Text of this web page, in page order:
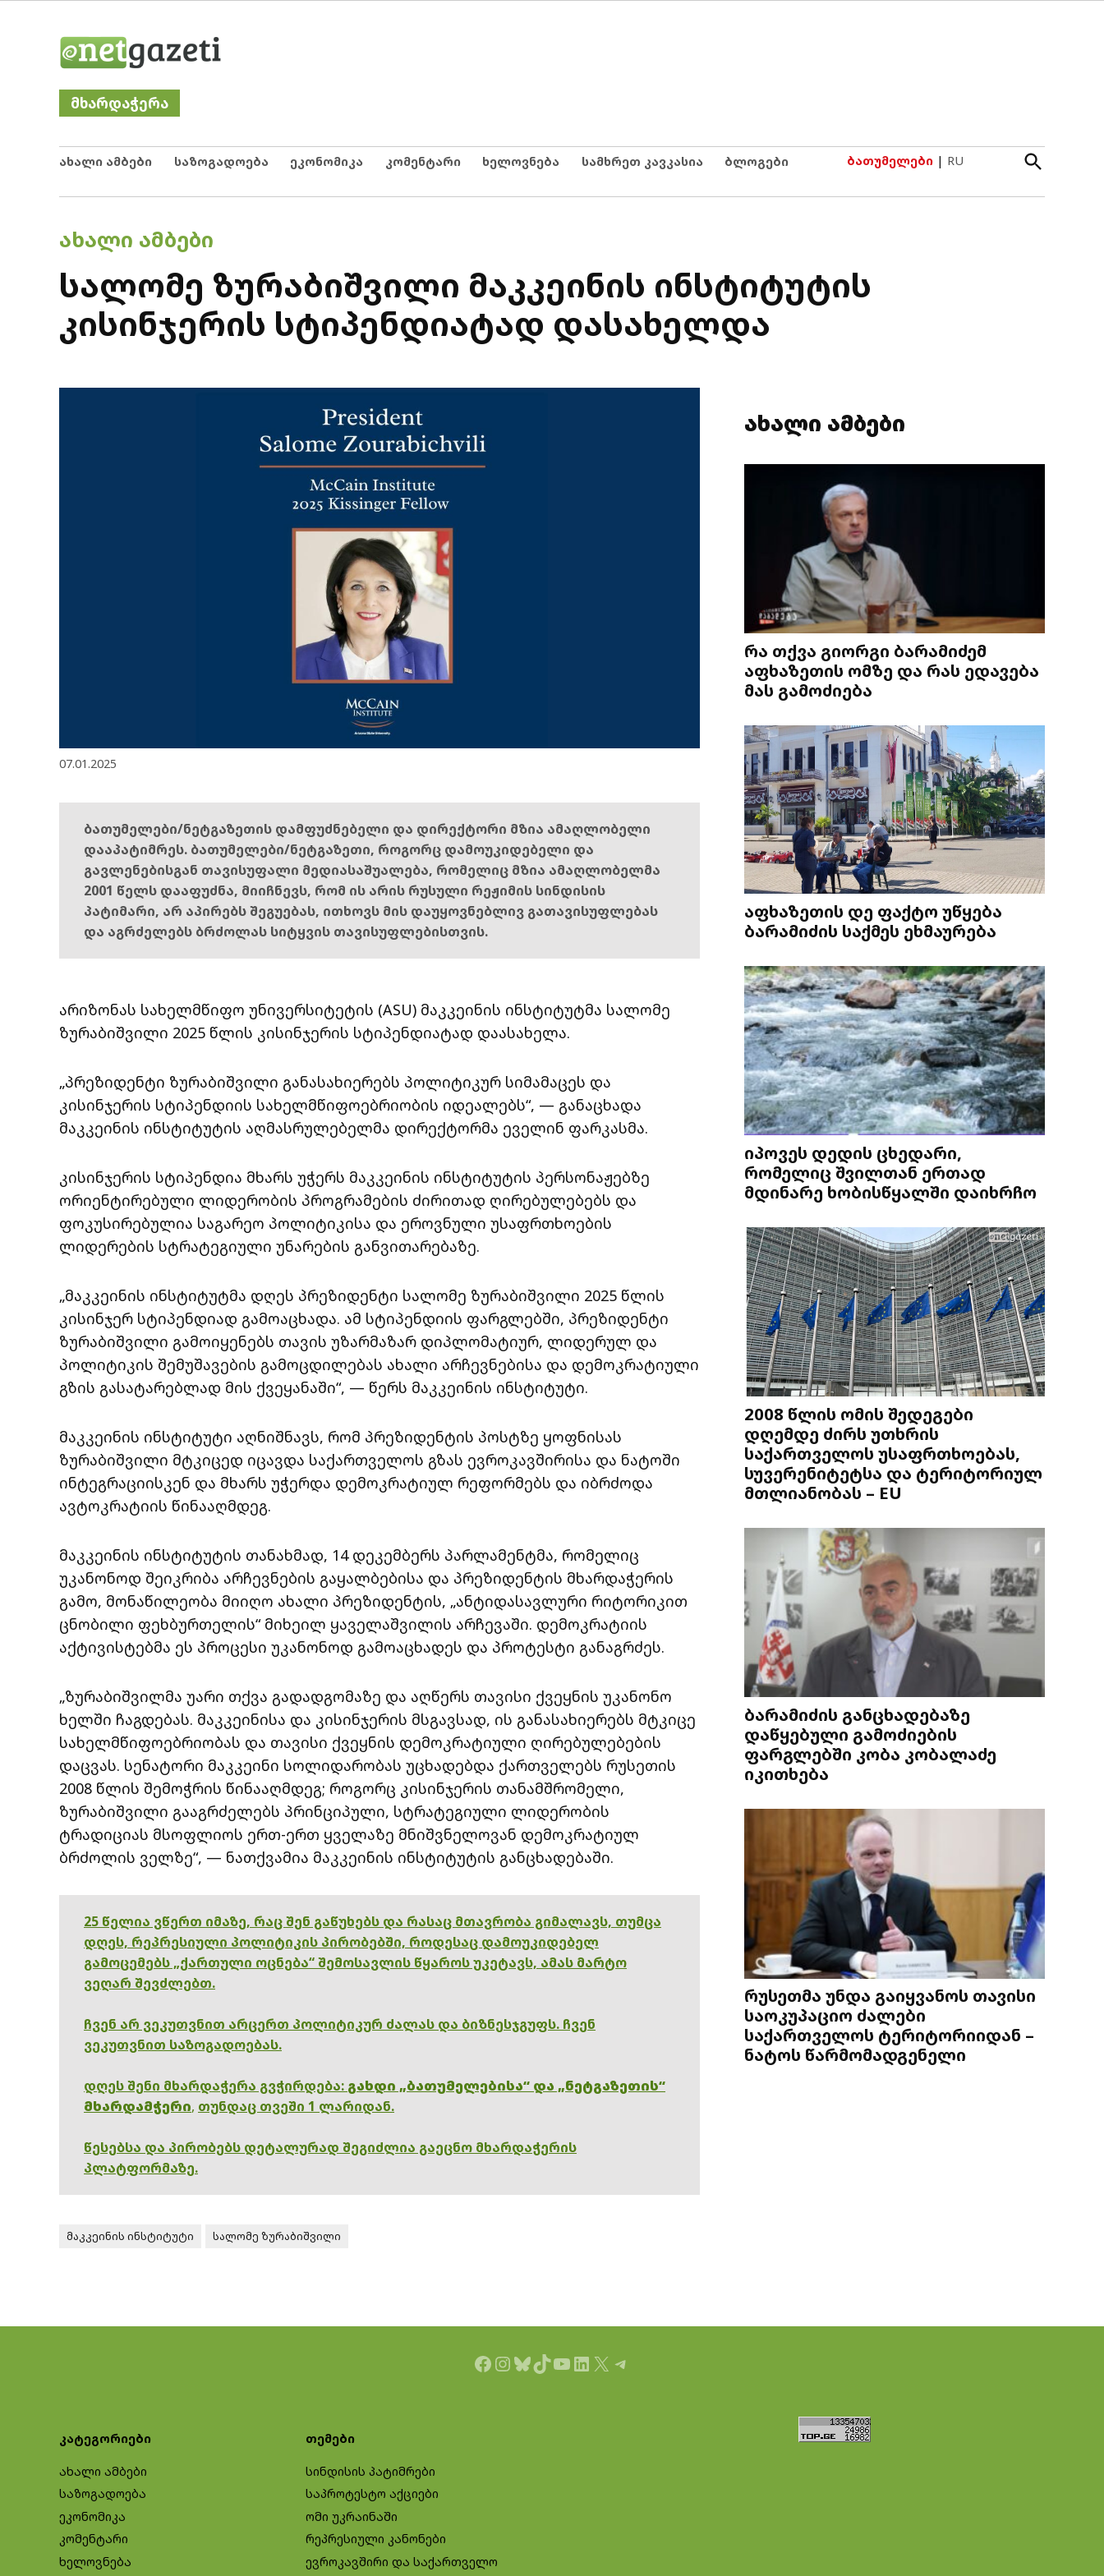
მხარდაჭერა
ახალი ამბები საზოგადოება ეკონომიკა კომენტარი ხელოვნება სამხრეთ კავკასია ბლოგები ბათუმელები | RU
Open
Search
POSTED
ᲐᲮᲐᲚᲘ ᲐᲛᲑᲔᲑᲘ
სალომე ზურაბიშვილი მაკკეინის ინსტიტუტის
კისინჯერის სტიპენდიატად დასახელდა
07.01.2025
ბათუმელები/ნეტგაზეთის დამფუძნებელი და დირექტორი მზია ამაღლობელი
დააპატიმრეს. ბათუმელები/ნეტგაზეთი, როგორც დამოუკიდებელი და
გავლენებისგან თავისუფალი მედიასაშუალება, რომელიც მზია ამაღლობელმა
2001 წელს დააფუძნა, მიიჩნევს, რომ ის არის რუსული რეჟიმის სინდისის
პატიმარი, არ აპირებს შეგუებას, ითხოვს მის დაუყოვნებლივ გათავისუფლებას
და აგრძელებს ბრძოლას სიტყვის თავისუფლებისთვის.
არიზონას სახელმწიფო უნივერსიტეტის (ASU) მაკკეინის ინსტიტუტმა სალომე
ზურაბიშვილი 2025 წლის კისინჯერის სტიპენდიატად დაასახელა.
„პრეზიდენტი ზურაბიშვილი განასახიერებს პოლიტიკურ სიმამაცეს და
კისინჯერის სტიპენდიის სახელმწიფოებრიობის იდეალებს“, — განაცხადა
მაკკეინის ინსტიტუტის აღმასრულებელმა დირექტორმა ეველინ ფარკასმა.
კისინჯერის სტიპენდია მხარს უჭერს მაკკეინის ინსტიტუტის პერსონაჟებზე
ორიენტირებული ლიდერობის პროგრამების ძირითად ღირებულებებს და
ფოკუსირებულია საგარეო პოლიტიკისა და ეროვნული უსაფრთხოების
ლიდერების სტრატეგიული უნარების განვითარებაზე.
„მაკკეინის ინსტიტუტმა დღეს პრეზიდენტი სალომე ზურაბიშვილი 2025 წლის
კისინჯერ სტიპენდიად გამოაცხადა. ამ სტიპენდიის ფარგლებში, პრეზიდენტი
ზურაბიშვილი გამოიყენებს თავის უზარმაზარ დიპლომატიურ, ლიდერულ და
პოლიტიკის შემუშავების გამოცდილებას ახალი არჩევნებისა და დემოკრატიული
გზის გასატარებლად მის ქვეყანაში“, — წერს მაკკეინის ინსტიტუტი.
მაკკეინის ინსტიტუტი აღნიშნავს, რომ პრეზიდენტის პოსტზე ყოფნისას
ზურაბიშვილი მტკიცედ იცავდა საქართველოს გზას ევროკავშირისა და ნატოში
ინტეგრაციისკენ და მხარს უჭერდა დემოკრატიულ რეფორმებს და იბრძოდა
ავტოკრატიის წინააღმდეგ.
მაკკეინის ინსტიტუტის თანახმად, 14 დეკემბერს პარლამენტმა, რომელიც
უკანონოდ შეიკრიბა არჩევნების გაყალბებისა და პრეზიდენტის მხარდაჭერის
გამო, მონაწილეობა მიიღო ახალი პრეზიდენტის, „ანტიდასავლური რიტორიკით
ცნობილი ფეხბურთელის“ მიხეილ ყაველაშვილის არჩევაში. დემოკრატიის
აქტივისტებმა ეს პროცესი უკანონოდ გამოაცხადეს და პროტესტი განაგრძეს.
„ზურაბიშვილმა უარი თქვა გადადგომაზე და აღწერს თავისი ქვეყნის უკანონო
ხელში ჩაგდებას. მაკკეინისა და კისინჯერის მსგავსად, ის განასახიერებს მტკიცე
სახელმწიფოებრიობას და თავისი ქვეყნის დემოკრატიული ღირებულებების
დაცვას. სენატორი მაკკეინი სოლიდარობას უცხადებდა ქართველებს რუსეთის
2008 წლის შემოჭრის წინააღმდეგ; როგორც კისინჯერის თანამშრომელი,
ზურაბიშვილი გააგრძელებს პრინციპული, სტრატეგიული ლიდერობის
ტრადიციას მსოფლიოს ერთ-ერთ ყველაზე მნიშვნელოვან დემოკრატიულ
ბრძოლის ველზე“, — ნათქვამია მაკკეინის ინსტიტუტის განცხადებაში.
25 წელია ვწერთ იმაზე, რაც შენ გაწუხებს და რასაც მთავრობა გიმალავს, თუმცა
დღეს, რეპრესიული პოლიტიკის პირობებში, როდესაც დამოუკიდებელ
გამოცემებს „ქართული ოცნება“ შემოსავლის წყაროს უკეტავს, ამას მარტო
ვეღარ შევძლებთ.
ჩვენ არ ვეკუთვნით არცერთ პოლიტიკურ ძალას და ბიზნესჯგუფს. ჩვენ
ვეკუთვნით საზოგადოებას.
დღეს შენი მხარდაჭერა გვჭირდება: გახდი „ბათუმელებისა“ და „ნეტგაზეთის“
მხარდამჭერი, თუნდაც თვეში 1 ლარიდან.
წესებსა და პირობებს დეტალურად შეგიძლია გაეცნო მხარდაჭერის
პლატფორმაზე.
მაკკეინის ინსტიტუტი სალომე ზურაბიშვილი
ახალი ამბები
რა თქვა გიორგი ბარამიძემ
აფხაზეთის ომზე და რას ედავება
მას გამოძიება
აფხაზეთის დე ფაქტო უწყება
ბარამიძის საქმეს ეხმაურება
იპოვეს დედის ცხედარი,
რომელიც შვილთან ერთად
მდინარე ხობისწყალში დაიხრჩო
2008 წლის ომის შედეგები
დღემდე ძირს უთხრის
საქართველოს უსაფრთხოებას,
სუვერენიტეტსა და ტერიტორიულ
მთლიანობას – EU
ბარამიძის განცხადებაზე
დაწყებული გამოძიების
ფარგლებში კობა კობალაძე
იკითხება
რუსეთმა უნდა გაიყვანოს თავისი
საოკუპაციო ძალები
საქართველოს ტერიტორიიდან –
ნატოს წარმომადგენელი
Facebook
Instagram
Bluesky
TikTok
YouTube
LinkedIn
X Telegram
კატეგორიები
ახალი ამბები
საზოგადოება
ეკონომიკა
კომენტარი
ხელოვნება
თემები
სინდისის პატიმრები
საპროტესტო აქციები
ომი უკრაინაში
რეპრესიული კანონები
ევროკავშირი და საქართველო